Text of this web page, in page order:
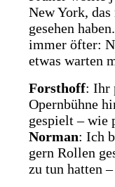
New York,
gesehen
immer öfter:
etwas warten
Forsthoff: Ihr
Opernbühne
gespielt – wie
Norman: Ich
gern Rollen
zu tun hatten